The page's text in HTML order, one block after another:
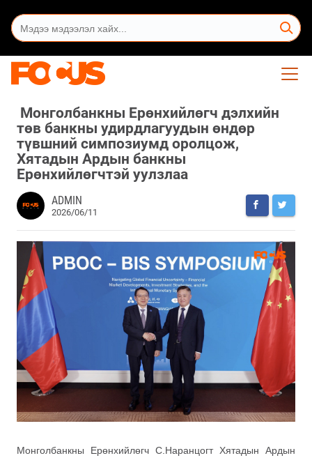
​ Монголбанкны Ерөнхийлөгч дэлхийн
төв банкны удирдлагуудын өндөр
түвшний симпозиумд оролцож,
Хятадын Ардын банкны
Ерөнхийлөгчтэй уулзлаа
ADMIN
2026/06/11
Монголбанкны Ерөнхийлөгч С.Наранцогт Хятадын Ардын